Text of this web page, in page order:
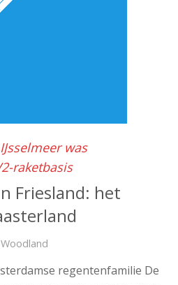
was
raketbasis
Friesland: het
Woodland
regentenfamilie De